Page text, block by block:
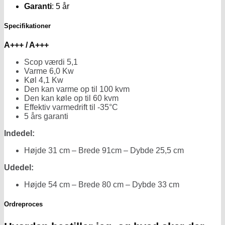
Garanti: 5 år
Specifikationer
A+++ / A+++
Scop værdi 5,1
Varme 6,0 Kw
Køl 4,1 Kw
Den kan varme op til 100 kvm
Den kan køle op til 60 kvm
Effektiv varmedrift til -35°C
5 års garanti
Indedel:
Højde 31 cm – Brede 91cm – Dybde 25,5 cm
Udedel:
Højde 54 cm – Brede 80 cm – Dybde 33 cm
Ordreproces